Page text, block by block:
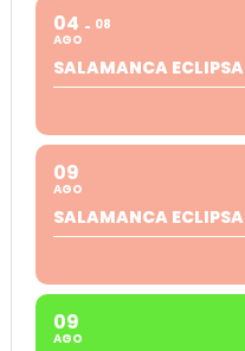
04
AGO
08
SALAMANCA ECLIPSA
09
AGO
SALAMANCA ECLIPSA
09
AGO